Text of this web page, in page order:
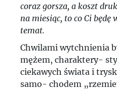
coraz gorsza, a koszt
na miesiąc, to co Ci będę
temat.
Chwilami wytchnienia
mężem, charaktery-
ciekawych świata i
samo- chodem